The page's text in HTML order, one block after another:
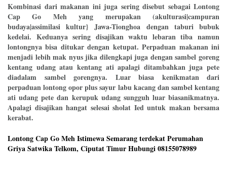
Kombinasi dari makanan ini juga sering disebut sebagai Lontong
Cap Go Meh yang merupakan (akulturasi|campuran
budaya|assimilasi kultur} Jawa-Tionghoa dengan taburi bubuk
kedelai. Keduanya sering disajikan waktu lebaran tiba namun
lontongnya bisa ditukar dengan ketupat. Perpaduan makanan ini
menjadi lebih mak nyus jika dilengkapi juga dengan sambel goreng
kentang udang atau kentang ati apalagi ditambahkan juga pete
diadalam sambel gorengnya. Luar biasa kenikmatan dari
perpaduan lontong opor plus sayur labu kacang dan sambel kentang
ati udang pete dan kerupuk udang sungguh luar biasanikmatnya.
Apalagi disajikan hangat selesai sholat Ied untuk makan bersama
kerabat.
Lontong Cap Go Meh Istimewa Semarang terdekat Perumahan
Griya Satwika Telkom, Ciputat Timur Hubungi 08155078989